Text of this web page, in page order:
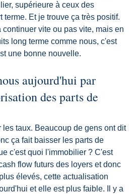
supérieure à ceux des
terme. Et je trouve ça très positif.
vite ou pas vite, mais en
long terme comme nous, c'est
une bonne nouvelle.
aujourd'hui par
des parts de
les taux. Beaucoup de gens ont dit
ça fait baisser les parts de
c'est quoi l'immobilier ? C'est
flow futurs des loyers et donc
élevés, cette actualisation
et elle est plus faible. Il y a